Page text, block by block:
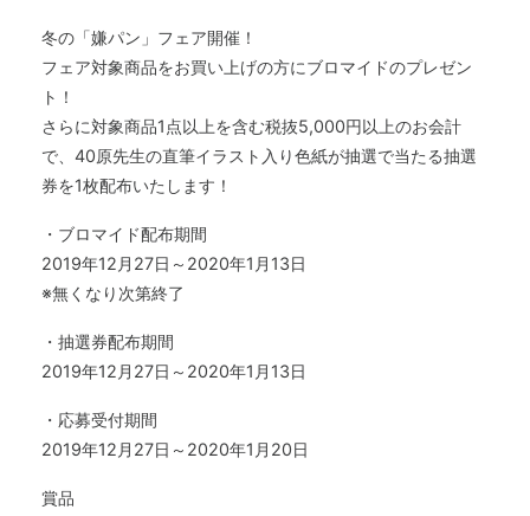
冬の「嫌パン」フェア開催！
フェア対象商品をお買い上げの方にブロマイドのプレゼン
ト！
さらに対象商品1点以上を含む税抜5,000円以上のお会計
で、40原先生の直筆イラスト入り色紙が抽選で当たる抽選
券を1枚配布いたします！
・ブロマイド配布期間
2019年12月27日～2020年1月13日
※無くなり次第終了
・抽選券配布期間
2019年12月27日～2020年1月13日
・応募受付期間
2019年12月27日～2020年1月20日
賞品